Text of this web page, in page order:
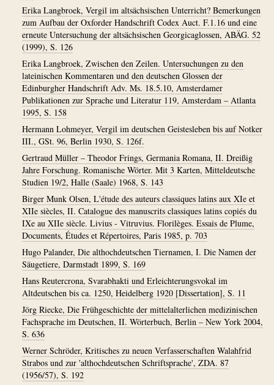
Erika Langbroek, Vergil im altsächsischen Unterricht? Bemerkungen
zum Aufbau der Oxforder Handschrift Codex Auct. F.1.16 und eine
erneute Untersuchung der altsächsischen Georgicaglossen, ABÄG. 52
(1999), S. 126
Erika Langbroek, Zwischen den Zeilen. Untersuchungen zu den
lateinischen Kommentaren und den deutschen Glossen der
Edinburgher Handschrift Adv. Ms. 18.5.10, Amsterdamer
Publikationen zur Sprache und Literatur 119, Amsterdam – Atlanta
1995, S. 158
Hermann Lohmeyer, Vergil im deutschen Geistesleben bis auf Notker
III., GSt. 96, Berlin 1930, S. 126f.
Gertraud Müller – Theodor Frings, Germania Romana, II. Dreißig
Jahre Forschung. Romanische Wörter. Mit 3 Karten, Mitteldeutsche
Studien 19/2, Halle (Saale) 1968, S. 143
Birger Munk Olsen, L'étude des auteurs classiques latins aux XIe et
XIIe siècles, II. Catalogue des manuscrits classiques latins copiés du
IXe au XIIe siècle. Livius - Vitruvius. Florilèges. Essais de Plume,
Documents, Études et Répertoires, Paris 1985, p. 703
Hugo Palander, Die althochdeutschen Tiernamen, I. Die Namen der
Säugetiere, Darmstadt 1899, S. 169
Hans Reutercrona, Svarabhakti und Erleichterungsvokal im
Altdeutschen bis ca. 1250, Heidelberg 1920 [Dissertation], S. 11
Jörg Riecke, Die Frühgeschichte der mittelalterlichen medizinischen
Fachsprache im Deutschen, II. Wörterbuch, Berlin – New York 2004,
S. 636
Werner Schröder, Kritisches zu neuen Verfasserschaften Walahfrid
Strabos und zur 'althochdeutschen Schriftsprache', ZDA. 87
(1956/57), S. 192